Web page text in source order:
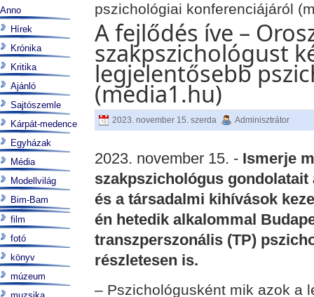
pszichológiai konferenciájáról
A fejlődés íve –
szakpszichológust
legjelentősebb
(media1.hu)
2023. november 15. szerda Adminisztrátor
2023. november 15. - Ismerje
szakpszichológus
és a társadalmi kihívások
én hetedik alkalommal
transzperszonális (TP)
részletesen is.
– Pszichológusként mik azok a
Anno
Hírek
Krónika
Kritika
Ajánló
Sajtószemle
Kárpát-medence
Egyházak
Média
Modellvilág
Bim-Bam
film
fotó
könyv
múzeum